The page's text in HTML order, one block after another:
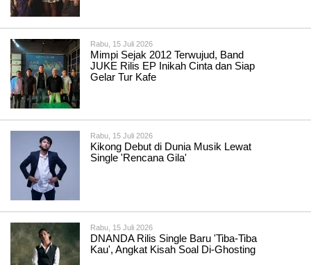
Rabu, 15 Juli 2026
Mimpi Sejak 2012 Terwujud, Band
JUKE Rilis EP Inikah Cinta dan Siap
Gelar Tur Kafe
Rabu, 15 Juli 2026
Kikong Debut di Dunia Musik Lewat
Single 'Rencana Gila'
Rabu, 15 Juli 2026
DNANDA Rilis Single Baru 'Tiba-Tiba
Kau', Angkat Kisah Soal Di-Ghosting